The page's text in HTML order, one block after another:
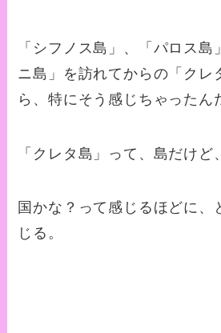
「シフノス島」、「パロス
ニ島」を訪れてからの「クレ
ら、特にそう感じちゃったん
「クレタ島」って、島だけど、
国かな？って感じるほどに、
じる。